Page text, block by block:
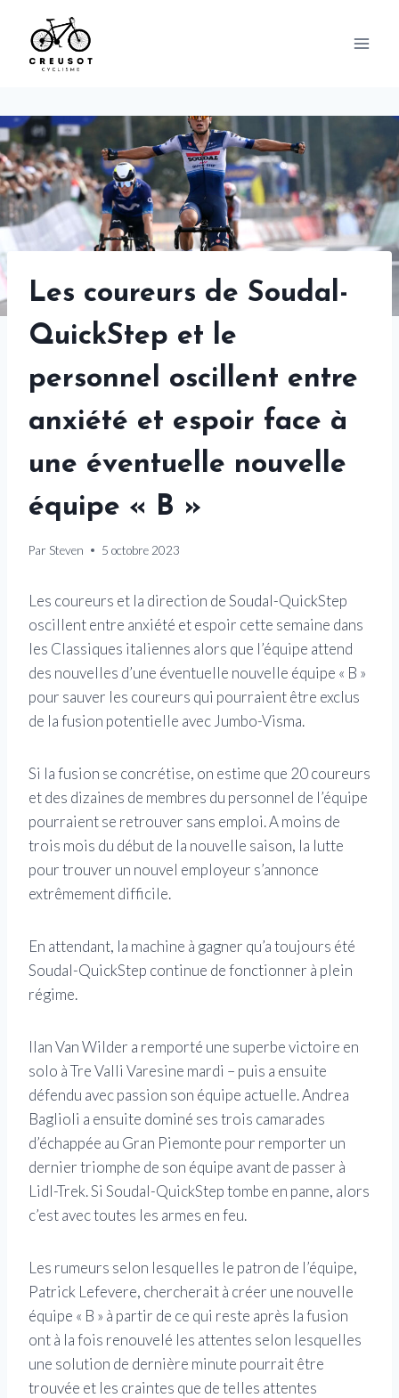
content
Les coureurs de Soudal-
QuickStep et le
personnel oscillent entre
anxiété et espoir face à
une éventuelle nouvelle
équipe « B »
Par Steven 5 octobre 2023
Les coureurs et la direction de Soudal-QuickStep
oscillent entre anxiété et espoir cette semaine dans
les Classiques italiennes alors que l’équipe attend
des nouvelles d’une éventuelle nouvelle équipe « B »
pour sauver les coureurs qui pourraient être exclus
de la fusion potentielle avec Jumbo-Visma.
Si la fusion se concrétise, on estime que 20 coureurs
et des dizaines de membres du personnel de l’équipe
pourraient se retrouver sans emploi. A moins de
trois mois du début de la nouvelle saison, la lutte
pour trouver un nouvel employeur s’annonce
extrêmement difficile.
En attendant, la machine à gagner qu’a toujours été
Soudal-QuickStep continue de fonctionner à plein
régime.
Ilan Van Wilder a remporté une superbe victoire en
solo à Tre Valli Varesine mardi – puis a ensuite
défendu avec passion son équipe actuelle. Andrea
Baglioli a ensuite dominé ses trois camarades
d’échappée au Gran Piemonte pour remporter un
dernier triomphe de son équipe avant de passer à
Lidl-Trek. Si Soudal-QuickStep tombe en panne, alors
c’est avec toutes les armes en feu.
Les rumeurs selon lesquelles le patron de l’équipe,
Patrick Lefevere, chercherait à créer une nouvelle
équipe « B » à partir de ce qui reste après la fusion
ont à la fois renouvelé les attentes selon lesquelles
une solution de dernière minute pourrait être
trouvée et les craintes que de telles attentes